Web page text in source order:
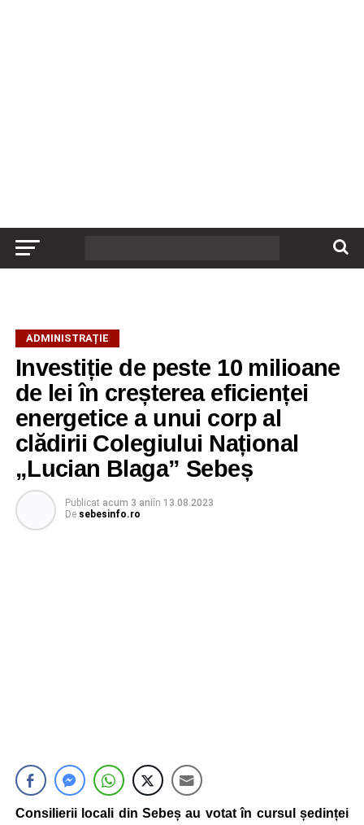
ADMINISTRAȚIE
Investiție de peste 10 milioane
de lei în creșterea eficienței
energetice a unui corp al
clădirii Colegiului Național
„Lucian Blaga” Sebeș
Publicat acum 3 aniîn 13.08.2023
De sebesinfo.ro
Consilierii locali din Sebeș au votat în cursul ședinței